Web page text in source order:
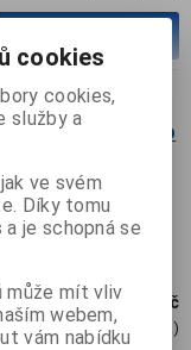
kryt "Vlna" pro
a4716076152968
(dny):skladem
99 Kč
82,50 Kč (Cena)
cookies
cookies,
služby a
ve svém
Díky tomu
je schopná se
může mít vliv
webem,
vám nabídku